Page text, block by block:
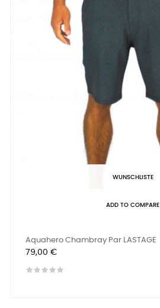
WUNSCHLISTE
ADD TO COMPARE
Aquahero Chambray Par LASTAGE
Preis
79,00 €